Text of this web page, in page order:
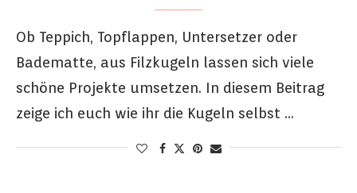
Ob Teppich, Topflappen, Untersetzer oder
Badematte, aus Filzkugeln lassen sich viele
schöne Projekte umsetzen. In diesem Beitrag
zeige ich euch wie ihr die Kugeln selbst …